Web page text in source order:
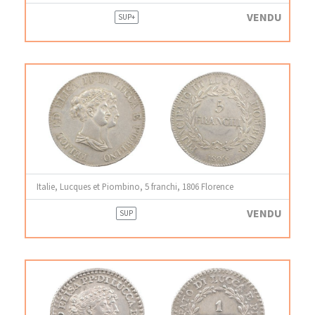
SUP+ VENDU
Italie, Lucques et Piombino, 5 franchi, 1806 Florence
SUP VENDU